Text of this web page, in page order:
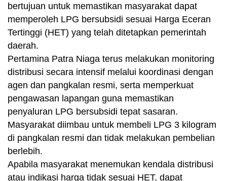
bertujuan untuk memastikan masyarakat dapat
memperoleh LPG bersubsidi sesuai Harga Eceran
Tertinggi (HET) yang telah ditetapkan pemerintah
daerah.
Pertamina Patra Niaga terus melakukan monitoring
distribusi secara intensif melalui koordinasi dengan
agen dan pangkalan resmi, serta memperkuat
pengawasan lapangan guna memastikan
penyaluran LPG bersubsidi tepat sasaran.
Masyarakat diimbau untuk membeli LPG 3 kilogram
di pangkalan resmi dan tidak melakukan pembelian
berlebih.
Apabila masyarakat menemukan kendala distribusi
atau indikasi harga tidak sesuai HET, dapat